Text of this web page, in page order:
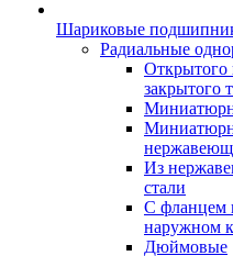
Шариковые
Радиальные
Открытого
закрытого
Из
стали
С фланцем
наружном
Дюймовые